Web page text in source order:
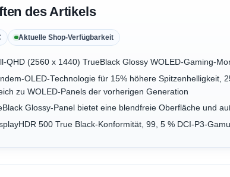
des Artikels
Aktuelle Shop-Verfügbarkeit
QHD (2560 x 1440) TrueBlack Glossy WOLED-Gaming-
OLED-Technologie für 15% höhere
zu WOLED-Panels der vorherigen Generation
Glossy-Panel bietet eine blendfreie Oberfläche und
500 True Black-Konformität, 99, 5 % DCI-P3-